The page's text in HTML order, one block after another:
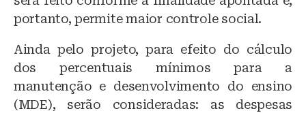
portanto, permite maior controle social.
Ainda pelo projeto, para efeito do cálculo
dos percentuais mínimos para a
manutenção e desenvolvimento do ensino
(MDE), serão consideradas: as despesas